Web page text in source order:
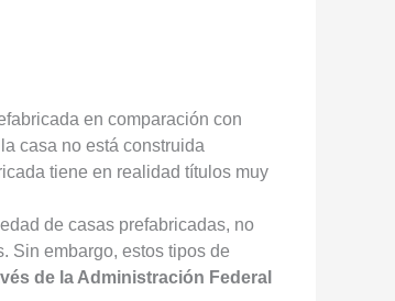
en comparación con
casa no está construida
tiene en realidad títulos muy
de casas prefabricadas, no
Sin embargo, estos tipos de
de la Administración Federal